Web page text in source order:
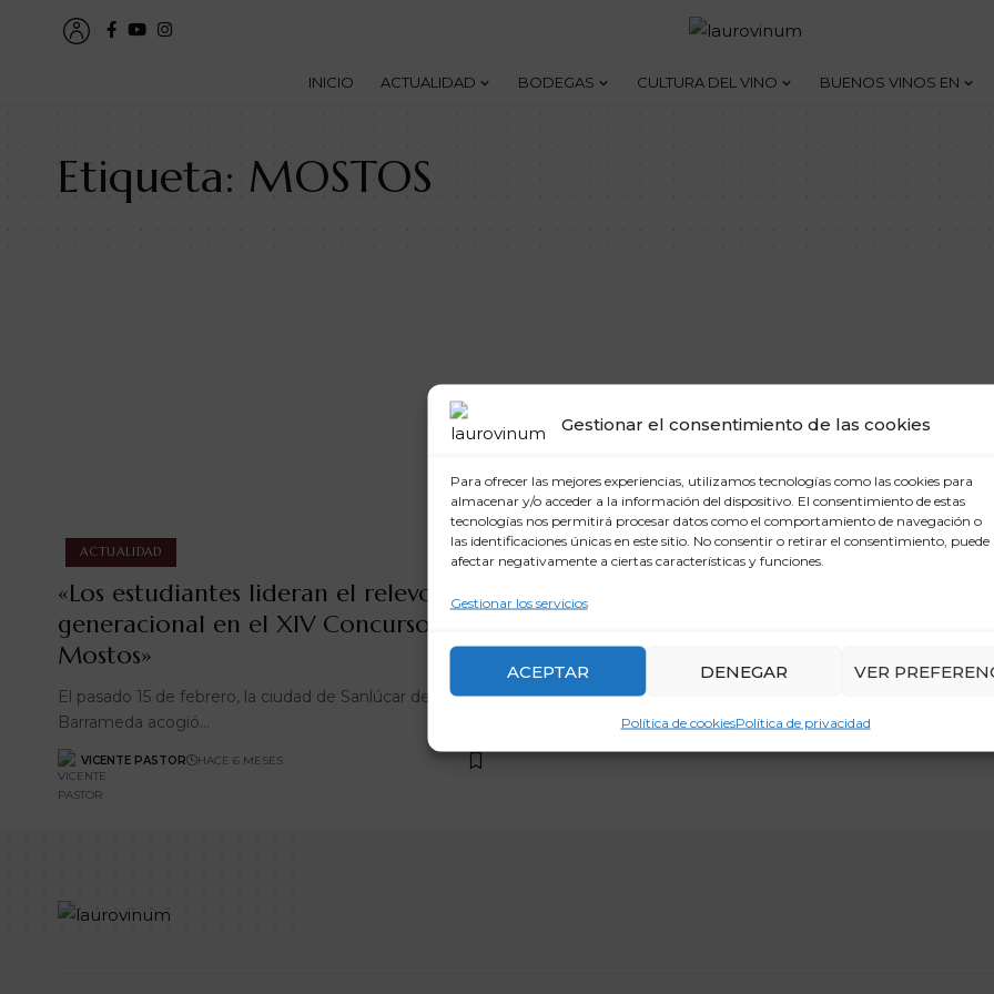
Gestionar el consentimiento de las cookies
Para ofrecer las mejores experiencias, utilizamos tecnologías como las cookies para
almacenar y/o acceder a la información del dispositivo. El consentimiento de estas
tecnologías nos permitirá procesar datos como el comportamiento de navegación o
las identificaciones únicas en este sitio. No consentir o retirar el consentimiento, puede
afectar negativamente a ciertas características y funciones.
Gestionar los servicios
ACEPTAR DENEGAR VER
Política de cookiesPolítica de privacidad
INICIO ACTUALIDAD BODEGAS CULTURA DEL VINO BUENOS VINOS EN
Etiqueta: MOSTOS
ACTUALIDAD
«Los estudiantes lideran el relevo
generacional en el XIV Concurso de
Mostos»
El pasado 15 de febrero, la ciudad de Sanlúcar de
Barrameda acogió…
VICENTE PASTOR HACE 6 MESES